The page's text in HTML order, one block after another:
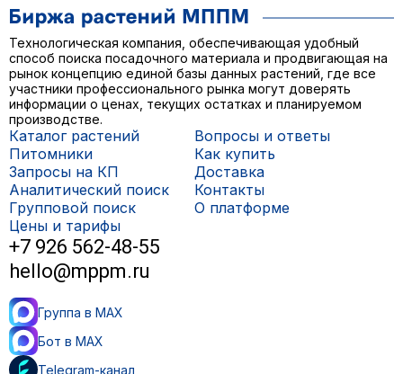
Технологическая компания, обеспечивающая удобный
способ поиска посадочного материала и продвигающая на
рынок концепцию единой базы данных растений, где все
участники профессионального рынка могут доверять
информации о ценах, текущих остатках и планируемом
производстве.
Каталог растений
Питомники
Запросы на КП
Аналитический поиск
Групповой поиск
Цены и тарифы
Вопросы и ответы
Как купить
Доставка
Контакты
О платформе
+7 926 562-48-55
hello@mppm.ru
Группа в MAX
Бот в MAX
Telegram-канал